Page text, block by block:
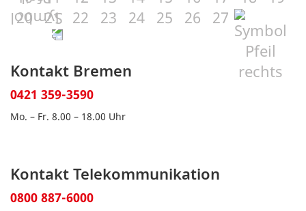
20 21 22 23 24 25 26 27
Kontakt Bremen
0421 359-3590
Mo. – Fr. 8.00 – 18.00 Uhr
Kontakt Telekommunikation
0800 887-6000